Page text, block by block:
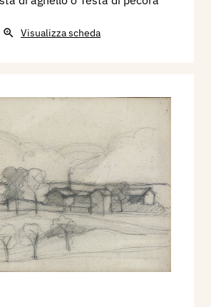
Visualizza scheda